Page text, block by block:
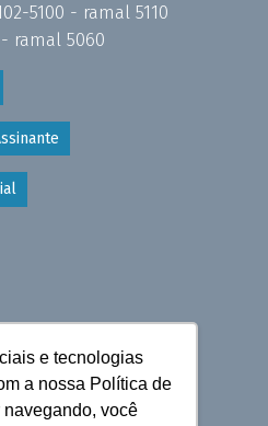
e tecnologias
a nossa Política de
você
5100 - ramal 5110
- ramal 5060